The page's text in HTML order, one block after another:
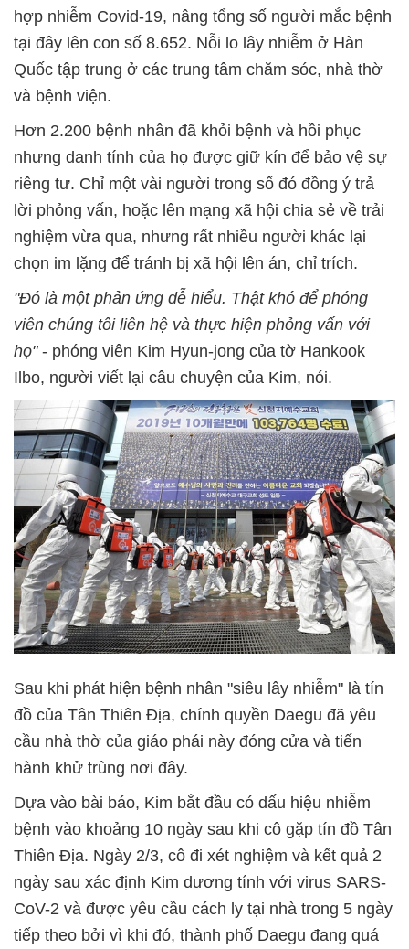
hợp nhiễm Covid-19, nâng tổng số người mắc bệnh
tại đây lên con số 8.652. Nỗi lo lây nhiễm ở Hàn
Quốc tập trung ở các trung tâm chăm sóc, nhà thờ
và bệnh viện.
Hơn 2.200 bệnh nhân đã khỏi bệnh và hồi phục
nhưng danh tính của họ được giữ kín để bảo vệ sự
riêng tư. Chỉ một vài người trong số đó đồng ý trả
lời phỏng vấn, hoặc lên mạng xã hội chia sẻ về trải
nghiệm vừa qua, nhưng rất nhiều người khác lại
chọn im lặng để tránh bị xã hội lên án, chỉ trích.
"Đó là một phản ứng dễ hiểu. Thật khó để phóng
viên chúng tôi liên hệ và thực hiện phỏng vấn với
họ" - phóng viên Kim Hyun-jong của tờ Hankook
Ilbo, người viết lại câu chuyện của Kim, nói.
Sau khi phát hiện bệnh nhân "siêu lây nhiễm" là tín
đồ của Tân Thiên Địa, chính quyền Daegu đã yêu
cầu nhà thờ của giáo phái này đóng cửa và tiến
hành khử trùng nơi đây.
Dựa vào bài báo, Kim bắt đầu có dấu hiệu nhiễm
bệnh vào khoảng 10 ngày sau khi cô gặp tín đồ Tân
Thiên Địa. Ngày 2/3, cô đi xét nghiệm và kết quả 2
ngày sau xác định Kim dương tính với virus SARS-
CoV-2 và được yêu cầu cách ly tại nhà trong 5 ngày
tiếp theo bởi vì khi đó, thành phố Daegu đang quá